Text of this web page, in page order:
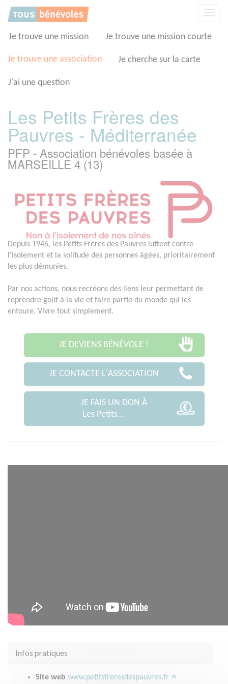
Je trouve une mission Je trouve une mission courte
Je trouve une association Je cherche sur la carte
J'ai une question
Les Petits Frères des
Pauvres - Méditerranée
PFP - Association bénévoles basée à
MARSEILLE 4 (13)
Depuis 1946, les Petits Frères des Pauvres luttent contre
l'isolement et la solitude des personnes âgées, prioritairement
les plus démunies.
Par nos actions, nous recréons des liens leur permettant de
reprendre goût à la vie et faire partie du monde qui les
entoure. Vivre tout simplement.
JE DEVIENS BÉNÉVOLE !
JE CONTACTE L'ASSOCIATION
JE FAIS UN DON À
Les Petits...
Infos pratiques
Site web www.petitsfreresdespauvres.fr
Panneau de gestion des cookies